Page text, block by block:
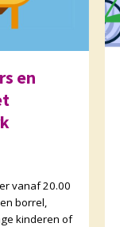
en
vanaf 20.00
borrel,
kinderen of